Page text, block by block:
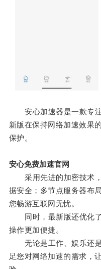
安心加速器是一款专注
新版在保持网络加速效果
保护。
安心免费加速官网
采用先进的加密技术，
据安全；多节点服务器布
您畅游互联网无忧。
同时，最新版还优化了
操作更加便捷。
无论是工作、娱乐还是
足您对网络加速的需求，